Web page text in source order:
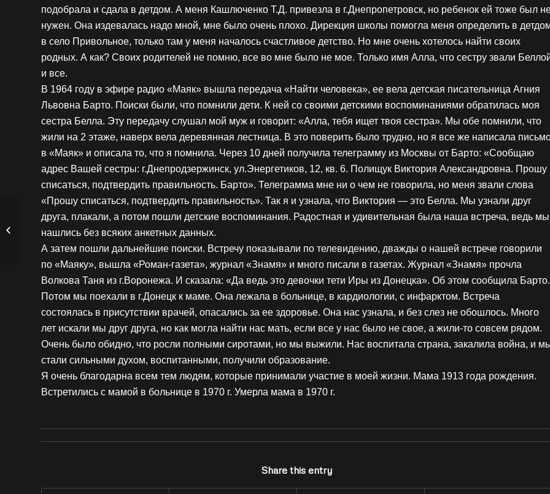
подобрала и сдала в детдом. А меня Кашлюченко Т.Д. привезла в г.Днепропетровск, но ребенок ей тоже был
нужен. Она издевалась надо мной, мне было очень плохо. Дирекция школы помогла меня определить в
в село Привольное, только там у меня началось счастливое детство. Но мне очень хотелось найти своих
родных. А как? Своих родителей не помню, все во мне было не мое. Только имя Алла, что сестру звали
и все.
В 1964 году в эфире радио «Маяк» вышла передача «Найти человека», ее вела детская писательница Агния
Львовна Барто. Поиски были, что помнили дети. К ней со своими детскими воспоминаниями обратилась моя
сестра Белла. Эту передачу слушал мой муж и говорит: «Алла, тебя ищет твоя сестра». Мы обе помнили, что
жили на 2 этаже, наверх вела деревянная лестница. В это поверить было трудно, но я все же написала
в «Маяк» и описала то, что я помнила. Через 10 дней получила телеграмму из Москвы от Барто: «Сообщаю
адрес Вашей сестры: г.Днепродзержинск, ул.Энергетиков, 12, кв. 6. Полищук Виктория Александровна. Прошу
списаться, подтвердить правильность. Барто». Телеграмма мне ни о чем не говорила, но меня звали слова
«Прошу списаться, подтвердить правильность». Так я и узнала, что Виктория — это Белла. Мы узнали друг
друга, плакали, а потом пошли детские воспоминания. Радостная и удивительная была наша встреча, ведь мы
нашлись без всяких анкетных данных.
А затем пошли дальнейшие поиски. Встречу показывали по телевидению, дважды о нашей встрече говорили
по «Маяку», вышла «Роман-газета», журнал «Знамя» и много писали в газетах. Журнал «Знамя» прочла
Волкова Таня из г.Воронежа. И сказала: «Да ведь это девочки тети Иры из Донецка». Об этом сообщила Барто.
Потом мы поехали в г.Донецк к маме. Она лежала в больнице, в кардиологии, с инфарктом. Встреча
состоялась в присутствии врачей, опасались за ее здоровье. Она нас узнала, и без слез не обошлось. Много
лет искали мы друг друга, но как могла найти нас мать, если все у нас было не свое, а жили-то совсем рядом.
Очень было обидно, что росли полными сиротами, но мы выжили. Нас воспитала страна, закалила война, и
стали сильными духом, воспитанными, получили образование.
Я очень благодарна всем тем людям, которые принимали участие в моей жизни. Мама 1913 года рождения.
Встретились с мамой в больнице в 1970 г. Умерла мама в 1970 г.
Share this entry
Волошина Ольга
Максимовна